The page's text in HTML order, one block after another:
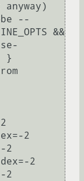
--
&&
}
2
2
2
2